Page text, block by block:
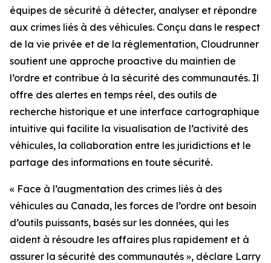
équipes de sécurité à détecter, analyser et répondre
aux crimes liés à des véhicules. Conçu dans le respect
de la vie privée et de la réglementation, Cloudrunner
soutient une approche proactive du maintien de
l’ordre et contribue à la sécurité des communautés. Il
offre des alertes en temps réel, des outils de
recherche historique et une interface cartographique
intuitive qui facilite la visualisation de l’activité des
véhicules, la collaboration entre les juridictions et le
partage des informations en toute sécurité.
« Face à l’augmentation des crimes liés à des
véhicules au Canada, les forces de l’ordre ont besoin
d’outils puissants, basés sur les données, qui les
aident à résoudre les affaires plus rapidement et à
assurer la sécurité des communautés », déclare Larry